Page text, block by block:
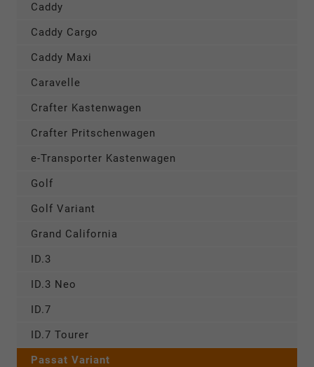
Caddy
Caddy Cargo
Caddy Maxi
Caravelle
Crafter Kastenwagen
Crafter Pritschenwagen
e-Transporter Kastenwagen
Golf
Golf Variant
Grand California
ID.3
ID.3 Neo
ID.7
ID.7 Tourer
Passat Variant